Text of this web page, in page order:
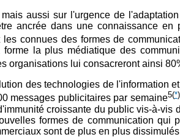
aussi sur l'urgence de
ancrée dans une connaissance
connues des formes de
la plus médiatique des
organisations lui consacreront ainsi
des technologies de
messages publicitaires par semaine5(*)
croissante du public vis-à-
formes de communication
sont de plus en plus